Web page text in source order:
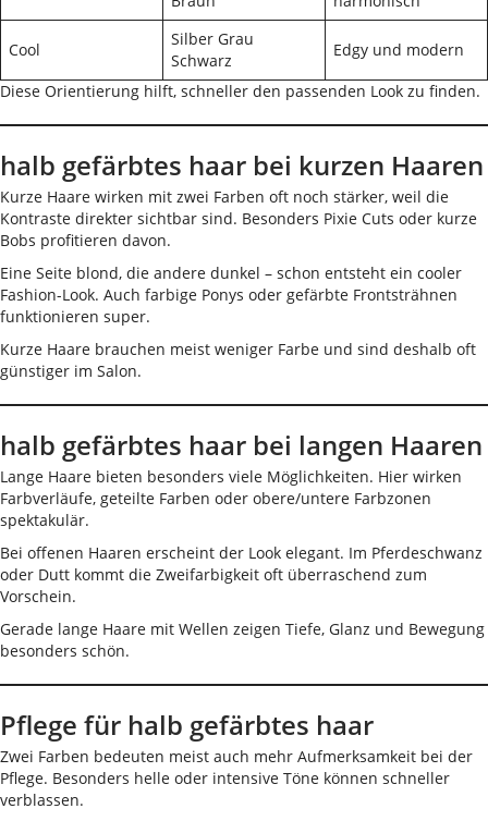
Cool
Silber Grau
Schwarz
Edgy und modern
Diese Orientierung hilft, schneller den passenden Look zu finden.
halb gefärbtes haar bei kurzen Haaren
Kurze Haare wirken mit zwei Farben oft noch stärker, weil die
Kontraste direkter sichtbar sind. Besonders Pixie Cuts oder kurze
Bobs profitieren davon.
Eine Seite blond, die andere dunkel – schon entsteht ein cooler
Fashion-Look. Auch farbige Ponys oder gefärbte Frontsträhnen
funktionieren super.
Kurze Haare brauchen meist weniger Farbe und sind deshalb oft
günstiger im Salon.
halb gefärbtes haar bei langen Haaren
Lange Haare bieten besonders viele Möglichkeiten. Hier wirken
Farbverläufe, geteilte Farben oder obere/untere Farbzonen
spektakulär.
Bei offenen Haaren erscheint der Look elegant. Im Pferdeschwanz
oder Dutt kommt die Zweifarbigkeit oft überraschend zum
Vorschein.
Gerade lange Haare mit Wellen zeigen Tiefe, Glanz und Bewegung
besonders schön.
Pflege für halb gefärbtes haar
Zwei Farben bedeuten meist auch mehr Aufmerksamkeit bei der
Pflege. Besonders helle oder intensive Töne können schneller
verblassen.